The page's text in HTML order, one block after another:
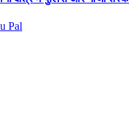
Pal